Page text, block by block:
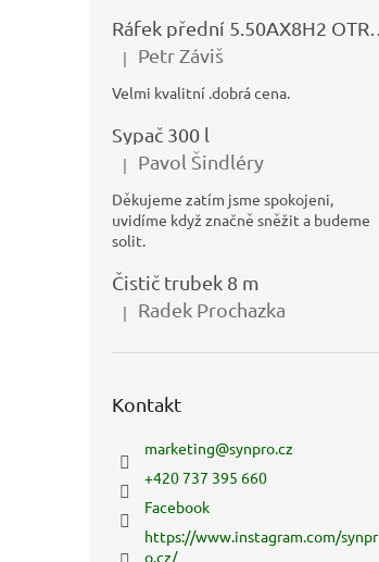
Hodnocení produktu je 5 z 5 hvězdiček.
| Petr Záviš
Velmi kvalitní .dobrá cena.
Sypač 300 l
Hodnocení produktu je 5 z 5 hvězdiček.
| Pavol Šindléry
Děkujeme zatím jsme spokojeni,
uvidíme když značně sněžit a budeme
solit.
Čistič trubek 8 m
Hodnocení produktu je 5 z 5 hvězdiček.
| Radek Prochazka
Kontakt
marketing@synpro.cz
+420 737 395 660
Facebook
https://www.instagram.com/synpr
o.cz/